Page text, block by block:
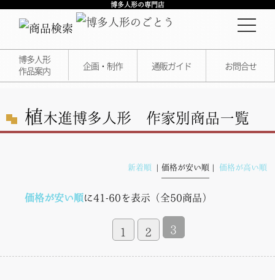
博多人形の専門店
博多人形
作品案内
企画・制作 通販ガイド お問合せ
植木進博多人形 作家別商品一覧
新着順 価格が安い順 価格が高い順
価格が安い順に41-60を表示（全50商品）
1 2 3